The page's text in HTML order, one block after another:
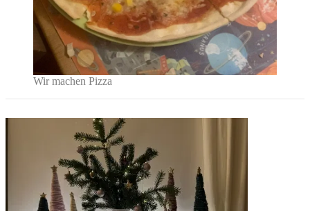
Wir machen Pizza